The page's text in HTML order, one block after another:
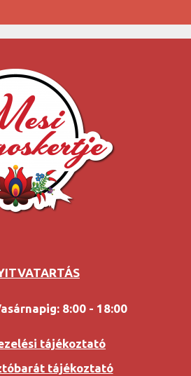
8:00 - 18:00
tájékoztató
tájékoztató